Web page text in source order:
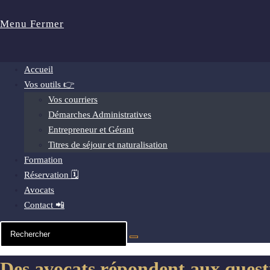
Menu Fermer
Accueil
Vos outils 👉
Vos courriers
Démarches Administratives
Entrepreneur et Gérant
Titres de séjour et naturalisation
Formation
Réservation 🗓️
Avocats
Contact 📲